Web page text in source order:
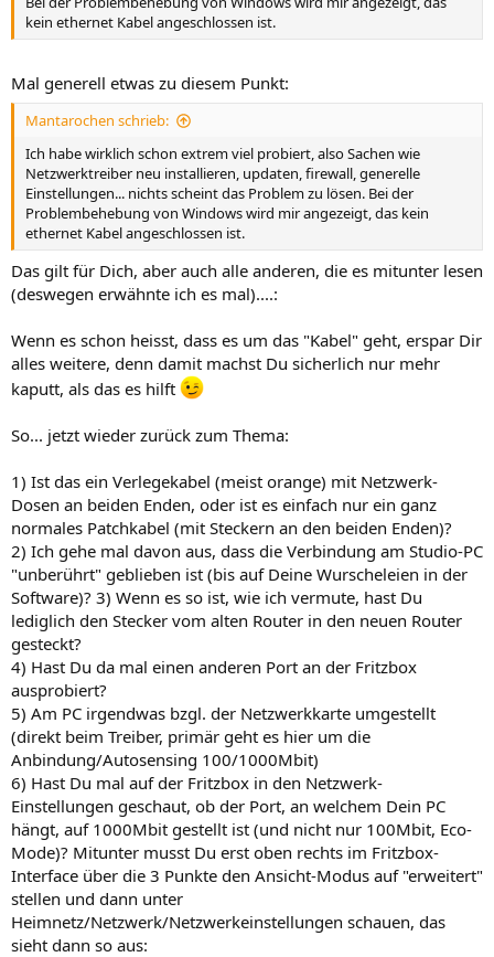
kein ethernet Kabel angeschlossen ist.
Mal generell etwas zu diesem Punkt:
Mantarochen schrieb:
Ich habe wirklich schon extrem viel probiert, also Sachen wie
Netzwerktreiber neu installieren, updaten, firewall, generelle
Einstellungen... nichts scheint das Problem zu lösen. Bei der
Problembehebung von Windows wird mir angezeigt, das kein
ethernet Kabel angeschlossen ist.
Das gilt für Dich, aber auch alle anderen, die es mitunter lesen
(deswegen erwähnte ich es mal)....:
Wenn es schon heisst, dass es um das "Kabel" geht, erspar Dir
alles weitere, denn damit machst Du sicherlich nur mehr
kaputt, als das es hilft
So... jetzt wieder zurück zum Thema:
1) Ist das ein Verlegekabel (meist orange) mit Netzwerk-
Dosen an beiden Enden, oder ist es einfach nur ein ganz
normales Patchkabel (mit Steckern an den beiden Enden)?
2) Ich gehe mal davon aus, dass die Verbindung am Studio-PC
"unberührt" geblieben ist (bis auf Deine Wurscheleien in der
Software)? 3) Wenn es so ist, wie ich vermute, hast Du
lediglich den Stecker vom alten Router in den neuen Router
gesteckt?
4) Hast Du da mal einen anderen Port an der Fritzbox
ausprobiert?
5) Am PC irgendwas bzgl. der Netzwerkkarte umgestellt
(direkt beim Treiber, primär geht es hier um die
Anbindung/Autosensing 100/1000Mbit)
6) Hast Du mal auf der Fritzbox in den Netzwerk-
Einstellungen geschaut, ob der Port, an welchem Dein PC
hängt, auf 1000Mbit gestellt ist (und nicht nur 100Mbit, Eco-
Mode)? Mitunter musst Du erst oben rechts im Fritzbox-
Interface über die 3 Punkte den Ansicht-Modus auf "erweitert"
stellen und dann unter
Heimnetz/Netzwerk/Netzwerkeinstellungen schauen, das
sieht dann so aus: